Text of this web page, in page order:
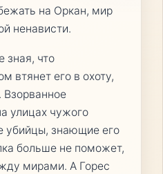
на Оркан, мир
ненависти.
зная, что
втянет его в охоту,
улицах чужого
убийцы, знающие его
больше не поможет,
мирами. А Горес